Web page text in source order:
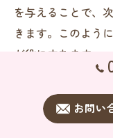
を与えることで、
きます。このよう
が役に立ちます。
日常のケアがも
日常のケアはブリ
お問い